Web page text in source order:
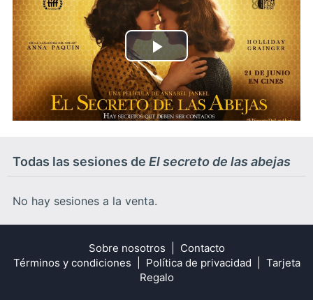
Play
Video
Todas las sesiones de El secreto de las abejas
No hay sesiones a la venta.
Sobre nosotros
Contacto
Términos y condiciones
Política de privacidad
Tarjeta
Regalo